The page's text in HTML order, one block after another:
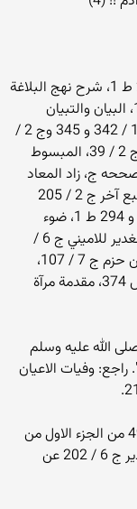
(1) تفسير الرازي ج 2 / 167 وج 3 / 201 و 202 ط 1، شرح نهج البلاغة
لابن أبى الحديد ج 12 / 251 و 252 وج 1 / 182، البيان والتبيان
للجاحظ ج 2 / 223، أحكام القرآن للجصاص ج 1 / 342 و 345 وج 2 /
184، تفسير القرطبى ج 2 / 270 وفى طبع آخر ج 2 / 39، المبسوط
ج، زاد المعاد
لابن القيم ج 1 / 444 فقال ثبت عن عمر وفى طبع آخر ج 2 / 205
فصل اباحة متعة النساء، كنز العمال ج 8 / 293 و 294 ط 1، ضوء
الشمس ج 2 / 94، سنن البيهقى ج 7 / 206، الغدير للاميني ج 6 /
211، المغنى لابن قدامة ج 7 / 527، المحلى لابن حزم ج 7 / 107،
شرح معاني الاثار باب مناسك الحج للطحاوي ص 374، مقدمة مرآة
الله عليه وسلم
راجع: وفيات الاعيان
(3) أخرجه الامام أحمد من حديث عمر في ص 49 من الجزء الاول من
مسنده (منه قدس). مسند أحمد ج 1 / 49، الغدير ج 6 / 202 عن